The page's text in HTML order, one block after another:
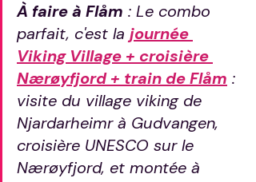
À faire à Flåm : Le combo
parfait, c'est la journée
Viking Village + croisière
Nærøyfjord + train de Flåm :
visite du village viking de
Njardarheimr à Gudvangen,
croisière UNESCO sur le
Nærøyfjord, et montée à